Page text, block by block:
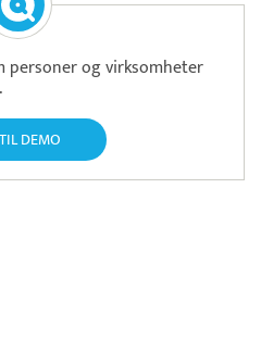
personer og virksomheter
DEMO